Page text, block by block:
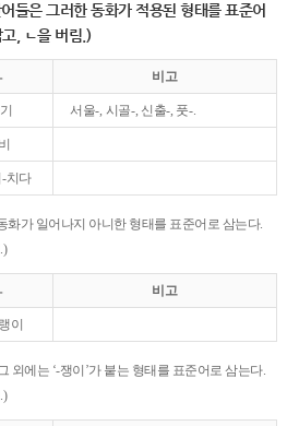
들은 그러한 동화가 적용된 형태를 표준어
, ㄴ을 버림.)
비고
서울-, 시골-, 신출-, 풋-.
치다
화가 일어나지 아니한 형태를 표준어로 삼는다.
비고
이
외에는 ‘-쟁이’가 붙는 형태를 표준어로 삼는다.